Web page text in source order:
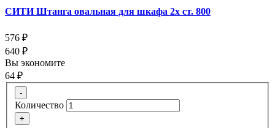
СИТИ Штанга овальная для шкафа 2х ст. 800
576 ₽
640 ₽
Вы экономите
64 ₽
-
Количество
+